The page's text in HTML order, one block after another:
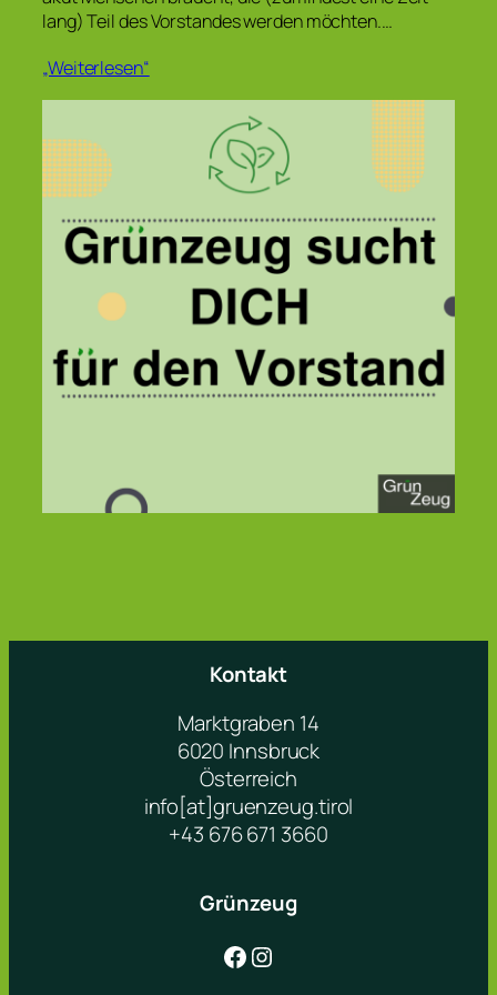
lang) Teil des Vorstandes werden möchten.…
„Weiterlesen“
Kontakt
Marktgraben 14
6020 Innsbruck
Österreich
info[at]gruenzeug.tirol
+43 676 671 3660
Grünzeug
Facebook Instagram